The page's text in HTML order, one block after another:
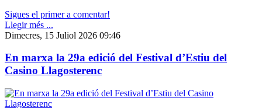
Sigues el primer a comentar!
Llegir més ...
Dimecres, 15 Juliol 2026 09:46
En marxa la 29a edició del Festival d’Estiu del
Casino Llagosterenc